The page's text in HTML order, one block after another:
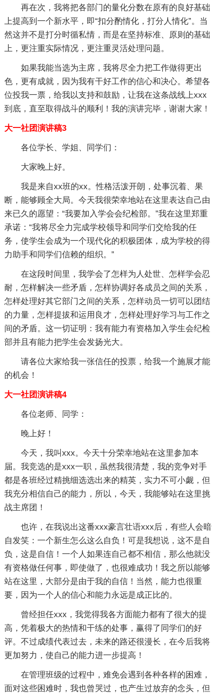
再在次，我将把各部门的量化分数在原有的良好基础
上提高到一个新水平，即“扣分酌情化，打分人情化”。当
然这并不是打分时循私情，而是在坚持标准、原则的基础
上，更注重实际情况，更注重灵活处理问题。
如果我能当选为主席，我将尽全力把工作做得更出
色，更有成就，因为我有干好工作的信心和决心。希望各
位投我一票，给我以支持和鼓励，让我在这条战线上xxx
到底，直至取得战斗的顺利！我的演讲完毕，谢谢大家！
大一社团演讲稿3
各位学长、学姐、同学们：
大家晚上好。
我是来自xx班的xx。性格活泼开朗，处事沉着、果
断，能够顾全大局。今天我很荣幸地站在这里表达自己由
来已久的愿望：“我要加入学会会纪检部。”我在这里郑重
承诺：“我将尽全力完成学校领导和同学们交给我的任
务，使学生会成为一个现代化的积极团体，成为学校的得
力助手和同学们信赖的组织。”
在这段时间里，我学会了怎样为人处世、怎样学会忍
耐，怎样解决一些矛盾，怎样协调好各成员之间的关系，
怎样处理好其它部门之间的关系，怎样动员一切可以团结
的力量，怎样提拔和运用良才，怎样处理好学习与工作之
间的矛盾。这一切证明：我有能力有资格加入学生会纪检
部并且有能力把学生会发扬光大。
请各位大家给我一张信任的投票，给我一个施展才能
的机会！
大一社团演讲稿4
各位老师、同学：
晚上好！
今天，我叫xxx。今天十分荣幸地站在这里参加本
届。我竞选的是xxx一职，虽然我很清楚，我的竞争对手
都是各班经过精挑细选选出来的精英，实力不可小觑，但
我充分相信自己的能力，所以，今天，我能够站在这里挑
战主席团！
也许，在我说出这番xxx豪言壮语xxx后，有些人会暗
自发笑：一个新生怎么这么自负！可是我想说，这不是自
负，这是自信！一个人如果连自己都不相信，那么他就没
有资格做任何事，即使做了，也很难成功！我之所以能够
站在这里，大部分是由于我的自信！当然，能力也很重
要，因为一个人的信心和能力永远是成正比的。
曾经担任xxx，我觉得我各方面能力都有了很大的提
高，凭着极大的热情和干练的处事，赢得了同学们的好
评。不过成绩代表过去，未来的路还很漫长，在今后我将
更加努力，使自己的能力进一步提高！
在管理班级的过程中，难免会遇到各种各样的困难，
面对这些困难时，我也曾哭过，也产生过放弃的念头，但